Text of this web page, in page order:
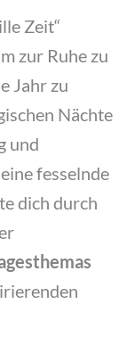
Zeit“
zur Ruhe zu
Jahr zu
Nächte
und
fesselnde
dich durch